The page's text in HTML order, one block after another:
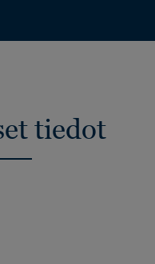
tiedot